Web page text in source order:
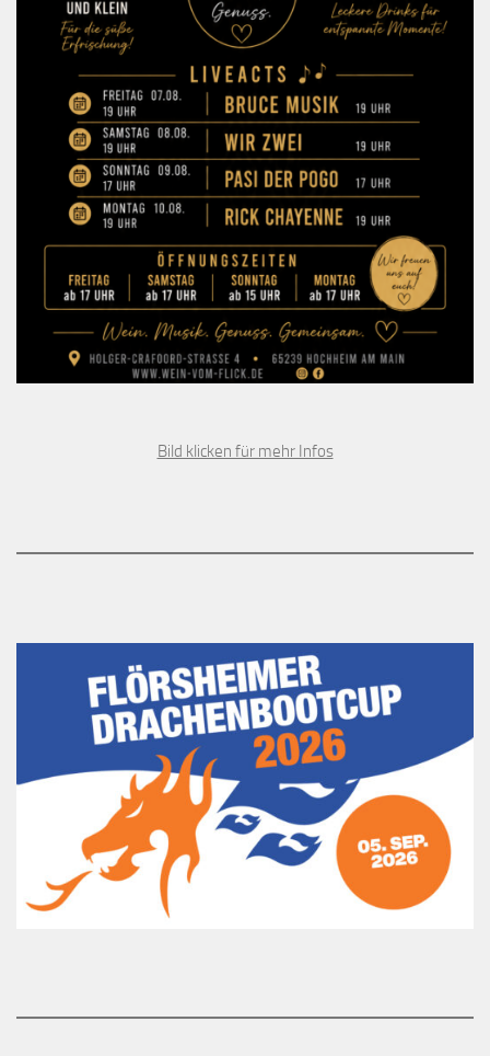
Bild klicken für mehr Infos